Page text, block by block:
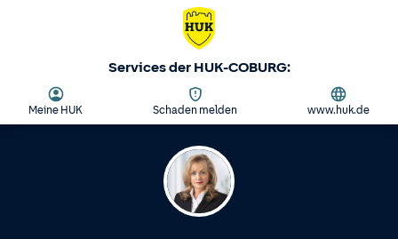
Services der HUK-COBURG:
Meine HUK Schaden melden www.huk.de